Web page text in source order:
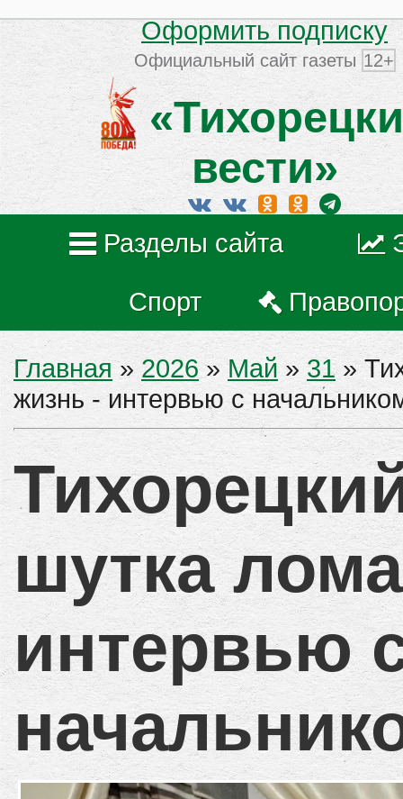
Оформить подписку
Официальный сайт газеты 12+
вести»
Разделы сайта
Спорт
Главная » 2026 » Май » 31»
жизнь - интервью с
шутка
интервью